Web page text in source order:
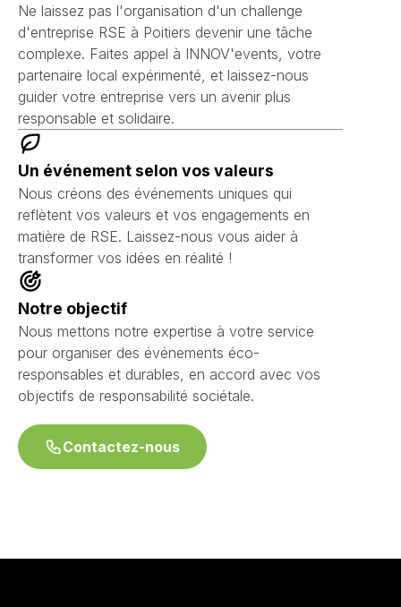
Ne laissez pas l'organisation d'un challenge
d'entreprise RSE à Poitiers devenir une tâche
complexe. Faites appel à INNOV'events, votre
partenaire local expérimenté, et laissez-nous
guider votre entreprise vers un avenir plus
responsable et solidaire.
Un événement selon vos valeurs
Nous créons des événements uniques qui
reflètent vos valeurs et vos engagements en
matière de RSE. Laissez-nous vous aider à
transformer vos idées en réalité !
Notre objectif
Nous mettons notre expertise à votre service
pour organiser des événements éco-
responsables et durables, en accord avec vos
objectifs de responsabilité sociétale.
Contactez-nous